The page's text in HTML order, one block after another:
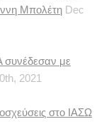
Μπολέτη Dec
συνέδεσαν με
2021
στο ΙΑΣΩ